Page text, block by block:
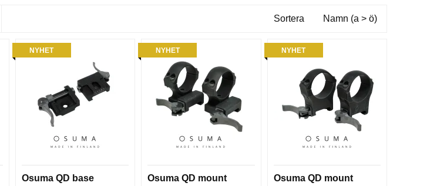
Sortera Namn (a > ö)
NYHET
Osuma QD base
NYHET
Osuma QD mount
NYHET
Osuma QD mount